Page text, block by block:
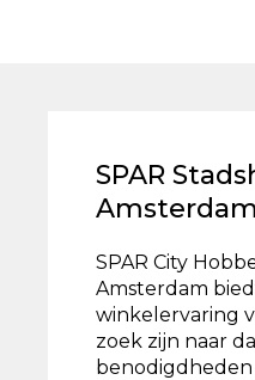
SPAR
Amsterdam
SPAR City
Amsterdam
winkelervaring
zoek zijn naar